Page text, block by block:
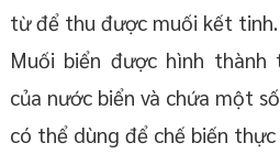
từ để thu được muối kết tinh.
Muối biển được hình thành
của nước biển và chứa một
có thể dùng để chế biến thực